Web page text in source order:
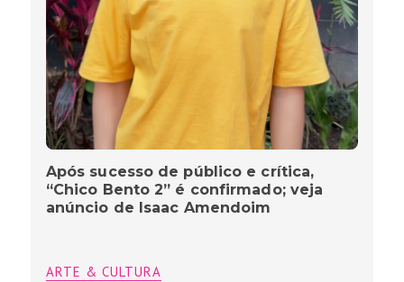
Após sucesso de público e crítica,
“Chico Bento 2” é confirmado; veja
anúncio de Isaac Amendoim
ARTE & CULTURA